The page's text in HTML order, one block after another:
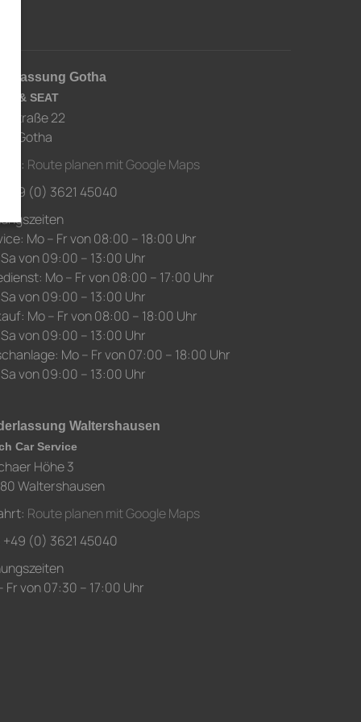
Gotha
& SEAT
22
Gotha
Route planen mit Google Maps
+49 (0) 3621 45040
Mo – Fr von 08:00 – 18:00 Uhr
von 09:00 – 13:00 Uhr
Mo – Fr von 08:00 – 17:00 Uhr
von 09:00 – 13:00 Uhr
Mo – Fr von 08:00 – 18:00 Uhr
von 09:00 – 13:00 Uhr
Mo – Fr von 07:00 – 18:00 Uhr
von 09:00 – 13:00 Uhr
Waltershausen
Car Service
Höhe 3
Waltershausen
Route planen mit Google Maps
+49 (0) 3621 45040
Fr von 07:30 – 17:00 Uhr